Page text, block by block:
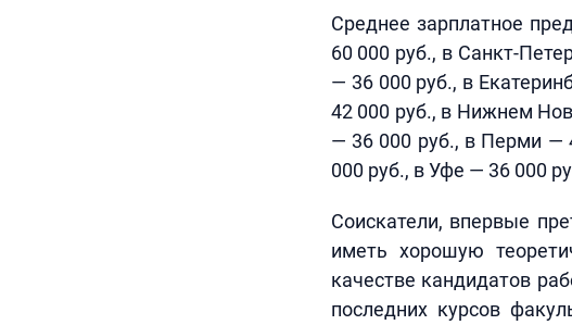
Среднее зарплатное
60 000 руб., в Санкт-
— 36 000 руб., в
42 000 руб., в Нижнем
— 36 000 руб., в Перми —
000 руб., в Уфе — 36 000
Соискатели, впервые
иметь хорошую
качестве кандидатов
последних курсов